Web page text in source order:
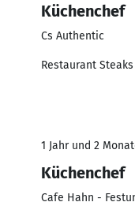
Küchenchef
Cs Authentic
Restaurant
1 Jahr und 2
Küchenchef
Cafe Hahn -